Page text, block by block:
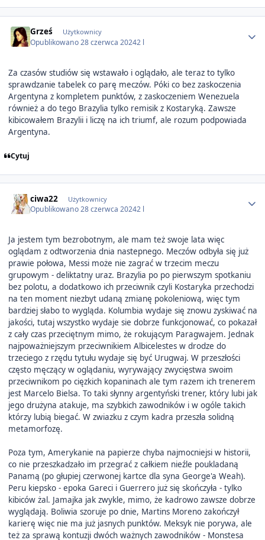
Grześ Użytkownicy
Opublikowano28 czerwca 20242 l
Za czasów studiów się wstawało i oglądało, ale teraz to tylko
sprawdzanie tabelek co parę meczów. Póki co bez zaskoczenia
Argentyna z kompletem punktów, z zaskoczeniem Wenezuela
również a do tego Brazylia tylko remisik z Kostaryką. Zawsze
kibicowałem Brazylii i liczę na ich triumf, ale rozum podpowiada
Argentyna.
Cytuj
ciwa22 Użytkownicy
Opublikowano28 czerwca 20242 l
Ja jestem tym bezrobotnym, ale mam też swoje lata więc
oglądam z odtworzenia dnia nastepnego. Meczów odbyła się już
prawie połowa, Messi może nie zagrać w trzecim meczu
grupowym - deliktatny uraz. Brazylia po po pierwszym spotkaniu
bez polotu, a dodatkowo ich przeciwnik czyli Kostaryka przechodzi
na ten moment niezbyt udaną zmianę pokoleniową, więc tym
bardziej słabo to wygląda. Kolumbia wydaje się znowu zyskiwać na
jakości, tutaj wszystko wydaje sie dobrze funkcjonować, co pokazał
z cały czas przeciętnym mimo, że rokującym Paragwajem. Jednak
najpoważniejszym przeciwnikiem Albicelestes w drodze do
trzeciego z rzędu tytułu wydaje się być Urugwaj. W przeszłości
często męczący w oglądaniu, wyrywający zwycięstwa swoim
przeciwnikom po cięzkich kopaninach ale tym razem ich trenerem
jest Marcelo Bielsa. To taki słynny argentyński trener, który lubi jak
jego drużyna atakuje, ma szybkich zawodników i w ogóle takich
którzy lubią biegać. W zwiazku z czym kadra przeszła solidną
metamorfozę.
Poza tym, Amerykanie na papierze chyba najmocniejsi w historii,
co nie przeszkadzało im przegrać z całkiem nieźle poukladaną
Panamą (po głupiej czerwonej kartce dla syna George'a Weah).
Peru kiepsko - epoka Gareci i Guerrero już się skończyła - tylko
kibiców żal. Jamajka jak zwykle, mimo, że kadrowo zawsze dobrze
wyglądają. Boliwia szoruje po dnie, Martins Moreno zakończył
karierę więc nie ma już jasnych punktów. Meksyk nie porywa, ale
też za sprawą kontuzji dwóch ważnych zawodników - Monstesa